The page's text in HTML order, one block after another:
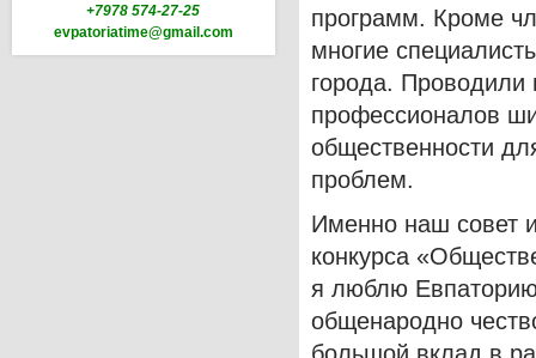
+7978 574-27-25
evpatoriatime@gmail.com
программ. Кроме
многие
города.
профессионалов
общественности
проблем.
Именно наш совет
конкурса
я люблю
общенародно